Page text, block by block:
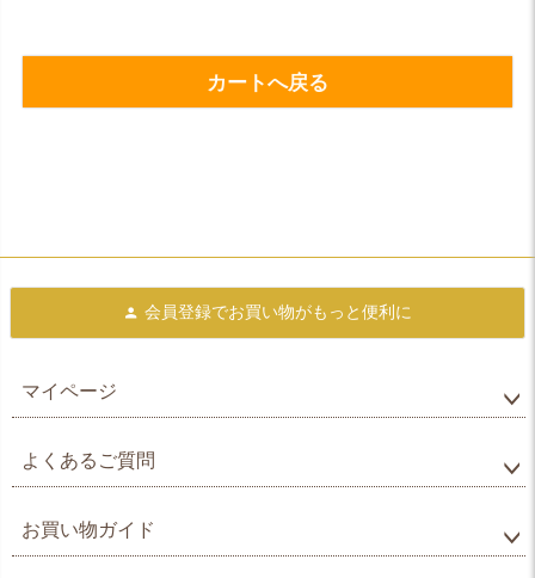
カートへ戻る
会員登録でお買い物がもっと便利に
マイページ
よくあるご質問
お買い物ガイド